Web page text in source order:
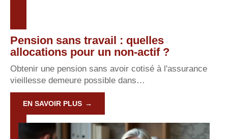
Pension sans travail : quelles
allocations pour un non-actif ?
Obtenir une pension sans avoir cotisé à l'assurance
vieillesse demeure possible dans…
EN SAVOIR PLUS